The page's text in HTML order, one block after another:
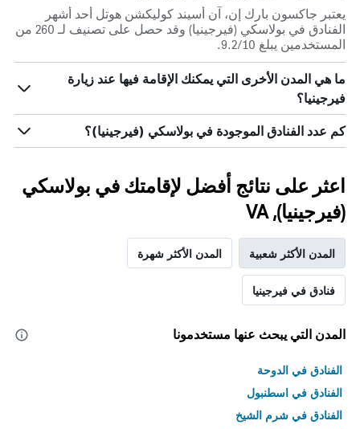
يعتبر جاكسون بارك إن، آن أسيند كوليكشن هوتل أحد أشهر
الفنادق في بولاسكي (فيرجينيا) وقد حصل على تصنيف لـ 260 من
المستخدمين يبلغ 9.2/10.
ما هي المدن الأخرى التي يمكنك الإقامة فيها عند زيارة
فيرجينيا؟
كم عدد الفنادق الموجودة في بولاسكي (فيرجينيا)؟
اعثر على نتائج أفضل لإقامتك في بولاسكي
(فيرجينيا), VA
المدن الأكثر شعبية المدن الأكثر شهرة
فنادق في فيرجينيا
المدن التي يبحث عنها مستخدمونا
الفنادق في الدوحة
الفنادق في اسطنبول
الفنادق في شرم الشيخ